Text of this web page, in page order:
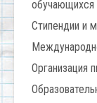
обучающихся
Стипендии и
Организация